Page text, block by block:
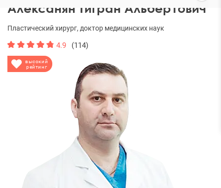
Алексанян Тигран Альбертович
высокий
рейтинг
Пластический хирург, доктор медицинских наук
4.9 (114)